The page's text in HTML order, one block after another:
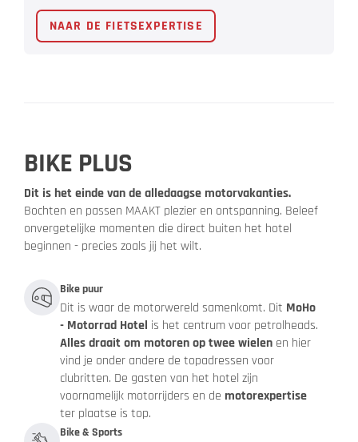
NAAR DE FIETSEXPERTISE
BIKE PLUS
Dit is het einde van de alledaagse motorvakanties.
Bochten en passen MAAKT plezier en ontspanning. Beleef
onvergetelijke momenten die direct buiten het hotel
beginnen - precies zoals jij het wilt.
Bike puur
Dit is waar de motorwereld samenkomt. Dit MoHo
- Motorrad Hotel is het centrum voor petrolheads.
Alles draait om motoren op twee wielen en hier
vind je onder andere de topadressen voor
clubritten. De gasten van het hotel zijn
voornamelijk motorrijders en de motorexpertise
ter plaatse is top.
Bike & Sports